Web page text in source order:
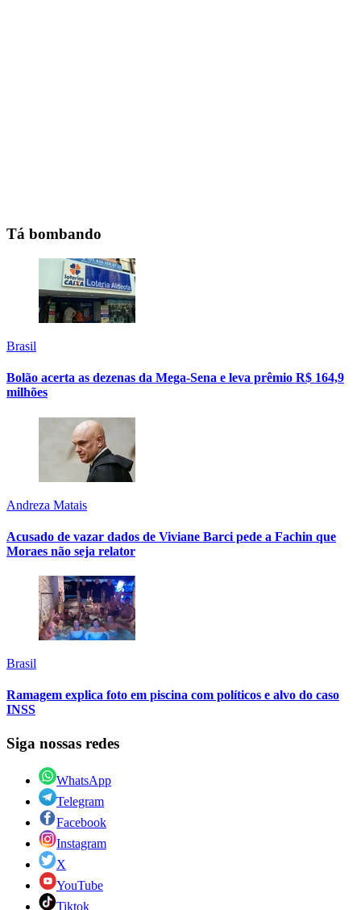
Tá bombando
Brasil
Bolão acerta as dezenas da Mega-Sena e leva prêmio R$ 164,9
milhões
Andreza Matais
Acusado de vazar dados de Viviane Barci pede a Fachin que
Moraes não seja relator
Brasil
Ramagem explica foto em piscina com políticos e alvo do caso
INSS
Siga nossas redes
WhatsApp
Telegram
Facebook
Instagram
X
YouTube
Tiktok